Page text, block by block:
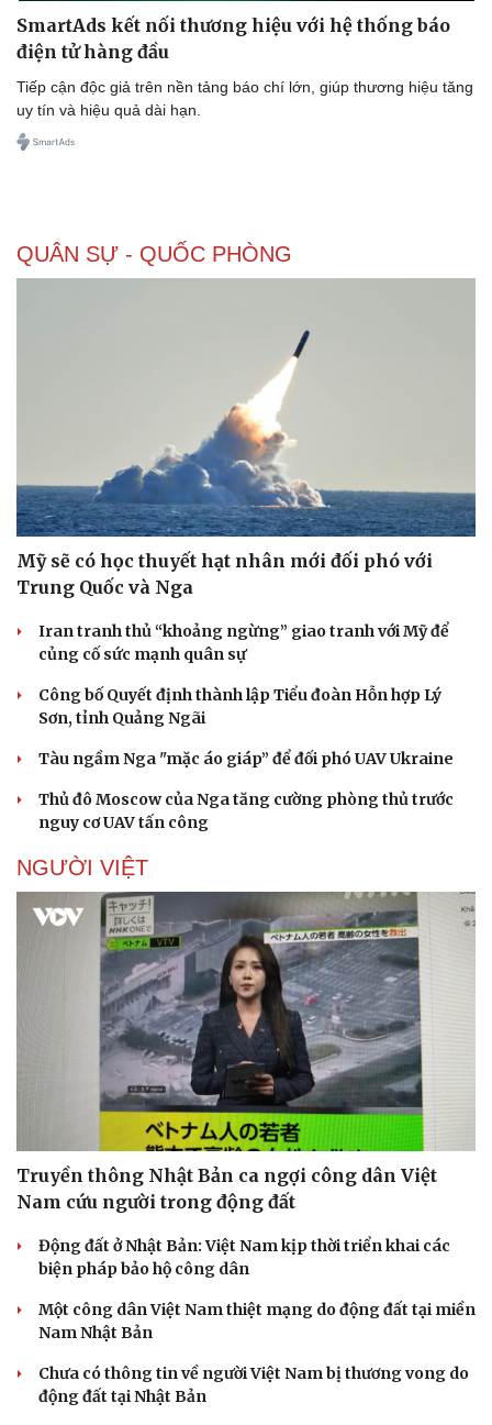
Doanh nghiệp
Thông tin doanh nghiệp
Doanh nghiệp 24h
SmartAds kết nối thương hiệu với hệ thống báo
điện tử hàng đầu
Tiếp cận độc giả trên nền tảng báo chí lớn, giúp thương hiệu tăng
uy tín và hiệu quả dài hạn.
QUÂN SỰ - QUỐC PHÒNG
Mỹ sẽ có học thuyết hạt nhân mới đối phó với
Trung Quốc và Nga
Iran tranh thủ “khoảng ngừng” giao tranh với Mỹ để
củng cố sức mạnh quân sự
Công bố Quyết định thành lập Tiểu đoàn Hỗn hợp Lý
Sơn, tỉnh Quảng Ngãi
Tàu ngầm Nga "mặc áo giáp” để đối phó UAV Ukraine
Thủ đô Moscow của Nga tăng cường phòng thủ trước
nguy cơ UAV tấn công
NGƯỜI VIỆT
Truyền thông Nhật Bản ca ngợi công dân Việt
Nam cứu người trong động đất
Động đất ở Nhật Bản: Việt Nam kịp thời triển khai các
biện pháp bảo hộ công dân
Một công dân Việt Nam thiệt mạng do động đất tại miền
Nam Nhật Bản
Chưa có thông tin về người Việt Nam bị thương vong do
động đất tại Nhật Bản